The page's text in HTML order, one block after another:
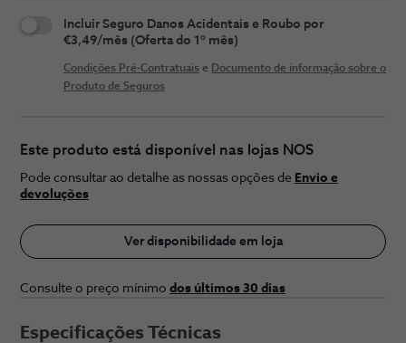
Especificações Técnicas
Incluir Seguro Danos Acidentais e Roubo por
€3,49/mês (Oferta do 1º mês)
Condições Pré-Contratuais e Documento de informação sobre o
Produto de Seguros
Este produto está disponível nas lojas NOS
Pode consultar ao detalhe as nossas opções de Envio e
devoluções
Ver disponibilidade em loja
Consulte o preço ​mínimo dos últimos 30 ​dias